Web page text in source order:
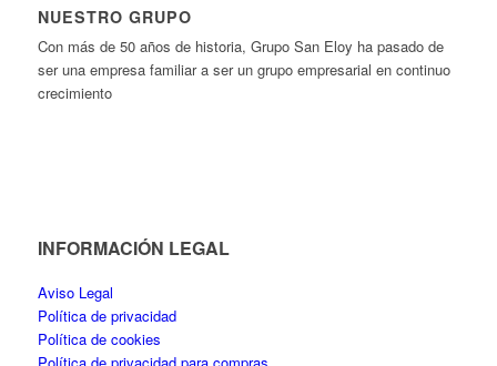
NUESTRO GRUPO
Con más de 50 años de historia, Grupo San Eloy ha pasado de
ser una empresa familiar a ser un grupo empresarial en continuo
crecimiento
INFORMACIÓN LEGAL
Aviso Legal
Política de privacidad
Política de cookies